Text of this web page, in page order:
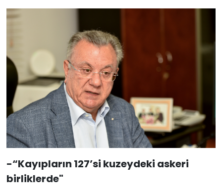
-“Kayıpların 127’si kuzeydeki askeri
birliklerde"